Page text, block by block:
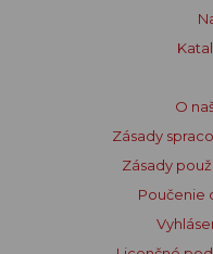
O
Zásady
Zásady
Poučenie